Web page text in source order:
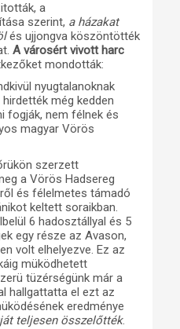
a
szerint, a házakat
és ujjongva köszöntötték
A városért vivott harc
mondották:
nyugtalanoknak
még kedden
fogják, nem félnek és
magyar Vörös
szerzett
a Vörös Hadsereg
és félelmetes támadó
keltett soraikban.
6 hadosztállyal és 5
egy része az Avason,
volt elhelyezve. Ez az
müködhetett
tüzérségünk már a
hallgattatta el ezt az
eredménye
teljesen összelőtték.